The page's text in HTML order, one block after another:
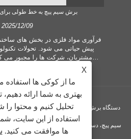
برش سیم پیچ به خط طولی
2025/12/09
فرآوری مواد فلزی در بخش های
پیش حیاتی می شود. تحولات
مشتریان، شرکت ها را مجبور می
تقاضاهای کیفیت بیشتری را
پردازش دستی دیگر برای برآوردن
در جستجوی دقت و کارایی زیاد، کافی
برش به طول خط به عنوان یک
سیم پیچ، دستگاه برش سیم پیچ به طول، برش
X
ما از کوکی ها استفاده
بهتری به شما ارائه
تحلیل کنیم و محتوا
استفاده از این سایت،
ها موافقت می کنید.